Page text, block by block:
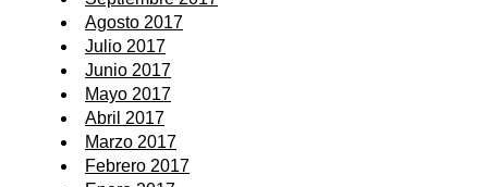
Agosto 2017
Julio 2017
Junio 2017
Mayo 2017
Abril 2017
Marzo 2017
Febrero 2017